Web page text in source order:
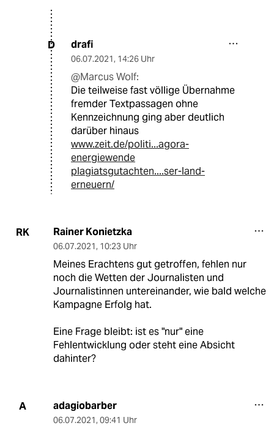
D drafi
06.07.2021, 14:26 Uhr
@Marcus Wolf:
Die teilweise fast völlige Übernahme
fremder Textpassagen ohne
Kennzeichnung ging aber deutlich
darüber hinaus
www.zeit.de/politi...agora-
energiewende
plagiatsgutachten....ser-land-
erneuern/
RK Rainer Konietzka
06.07.2021, 10:23 Uhr
Meines Erachtens gut getroffen, fehlen nur
noch die Wetten der Journalisten und
Journalistinnen untereinander, wie bald welche
Kampagne Erfolg hat.
Eine Frage bleibt: ist es "nur" eine
Fehlentwicklung oder steht eine Absicht
dahinter?
A adagiobarber
06.07.2021, 09:41 Uhr